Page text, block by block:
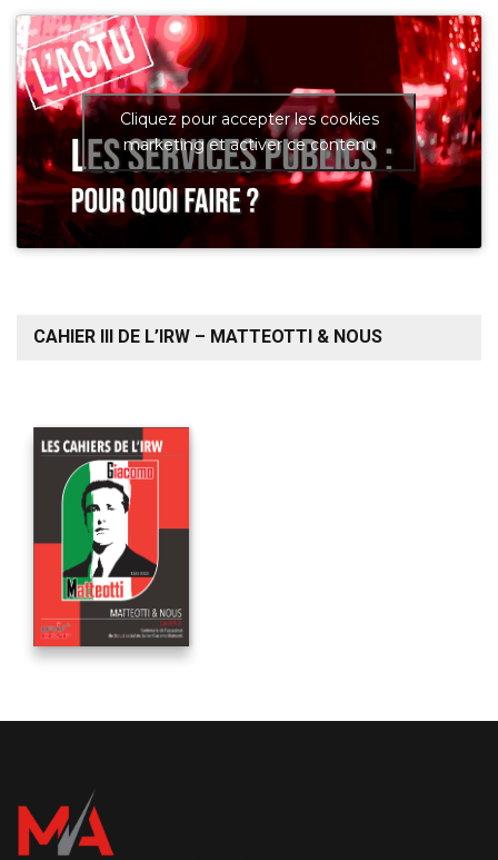
Cliquez pour accepter les cookies
marketing et activer ce contenu
CAHIER III DE L’IRW – MATTEOTTI & NOUS